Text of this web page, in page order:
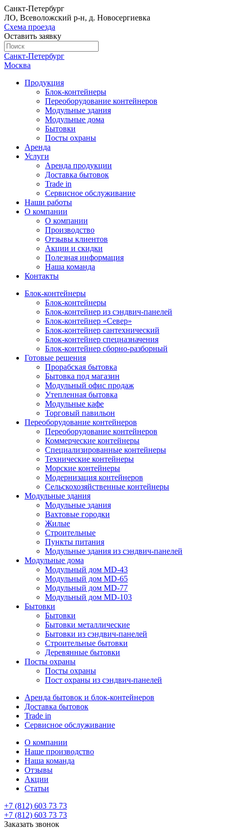
Санкт-Петербург
ЛО, Всеволожский р-н, д. Новосергиевка
Схема проезда
Оставить заявку
Санкт-Петербург
Москва
Продукция
Блок-контейнеры
Переоборудование контейнеров
Модульные здания
Модульные дома
Бытовки
Посты охраны
Аренда
Услуги
Аренда продукции
Доставка бытовок
Trade in
Сервисное обслуживание
Наши работы
О компании
О компании
Производство
Отзывы клиентов
Акции и скидки
Полезная информация
Наша команда
Контакты
Блок-контейнеры
Блок-контейнеры
Блок-контейнер из сэндвич-панелей
Блок-контейнер «Север»
Блок-контейнер сантехнический
Блок-контейнер спецназначения
Блок-контейнер сборно-разборный
Готовые решения
Прорабская бытовка
Бытовка под магазин
Модульный офис продаж
Утепленная бытовка
Модульные кафе
Торговый павильон
Переоборудование контейнеров
Переоборудование контейнеров
Коммерческие контейнеры
Специализированные контейнеры
Технические контейнеры
Морские контейнеры
Модернизация контейнеров
Сельскохозяйственные контейнеры
Модульные здания
Модульные здания
Вахтовые городки
Жилые
Строительные
Пункты питания
Модульные здания из сэндвич-панелей
Модульные дома
Модульный дом MD-43
Модульный дом MD-65
Модульный дом MD-77
Модульный дом MD-103
Бытовки
Бытовки
Бытовки металлические
Бытовки из сэндвич-панелей
Строительные бытовки
Деревянные бытовки
Посты охраны
Посты охраны
Пост охраны из сэндвич-панелей
Аренда бытовок и блок-контейнеров
Доставка бытовок
Trade in
Сервисное обслуживание
О компании
Наше производство
Наша команда
Отзывы
Акции
Статьи
+7 (812) 603 73 73
+7 (812) 603 73 73
Заказать звонок